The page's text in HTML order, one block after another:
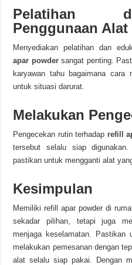
Pelatihan
Penggunaan Alat
Menyediakan pelatihan dan
apar powdersangat penting.
karyawan tahu bagaimana cara
untuk situasi darurat.
Melakukan
Pengecekan rutin terhadap refill
tersebut selalu siap
pastikan untuk mengganti alat
Kesimpulan
Memiliki refill apar powder di
sekadar pilihan, tetapi juga
menjaga keselamatan. Pastikan
melakukan pemesanan dengan
alat selalu siap pakai. Dengan